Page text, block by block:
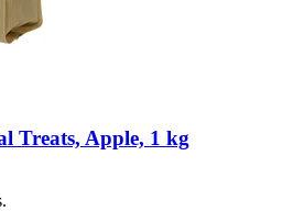
Treats, Apple, 1 kg